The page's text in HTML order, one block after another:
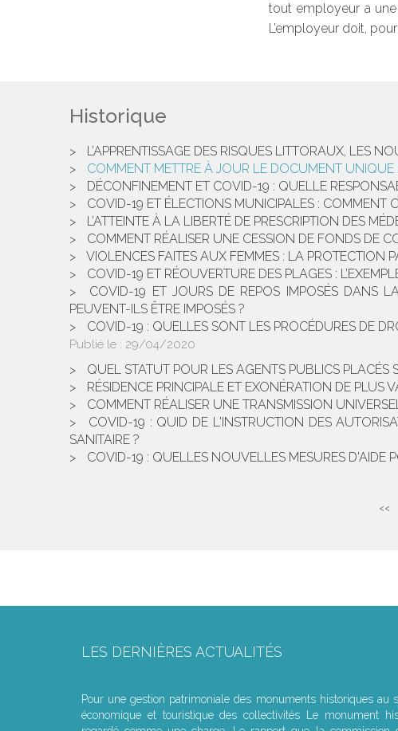
tout employeur a
L’employeur doit,
Historique
L’APPRENTISSAGE DES RISQUES LITTORAUX, LES
COMMENT METTRE À JOUR LE DOCUMENT UNIQUE
DÉCONFINEMENT ET COVID-19 : QUELLE
COVID-19 ET ÉLECTIONS MUNICIPALES : COMMENT
L’ATTEINTE À LA LIBERTÉ DE PRESCRIPTION DES
COMMENT RÉALISER UNE CESSION DE FONDS DE
VIOLENCES FAITES AUX FEMMES : LA PROTECTION
COVID-19 ET RÉOUVERTURE DES PLAGES :
COVID-19 ET JOURS DE REPOS IMPOSÉS DANS
PEUVENT-ILS ÊTRE IMPOSÉS ?
COVID-19 : QUELLES SONT LES PROCÉDURES DE
Publié le : 29/04/2020
QUEL STATUT POUR LES AGENTS PUBLICS PLACÉS
RÉSIDENCE PRINCIPALE ET EXONÉRATION DE PLUS
COMMENT RÉALISER UNE TRANSMISSION
COVID-19 : QUID DE L'INSTRUCTION DES
SANITAIRE ?
COVID-19 : QUELLES NOUVELLES MESURES
<<
LES DERNIÈRES ACTUALITÉS
Pour une gestion patrimoniale des monuments historiques au
économique et touristique des collectivités Le monument